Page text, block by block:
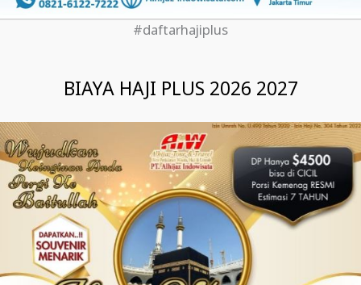
#daftarhajiplus
BIAYA HAJI PLUS 2026 2027